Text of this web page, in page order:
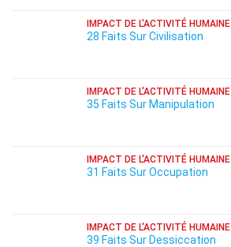
IMPACT DE L'ACTIVITÉ HUMAINE
28 Faits Sur Civilisation
IMPACT DE L'ACTIVITÉ HUMAINE
35 Faits Sur Manipulation
IMPACT DE L'ACTIVITÉ HUMAINE
31 Faits Sur Occupation
IMPACT DE L'ACTIVITÉ HUMAINE
39 Faits Sur Dessiccation